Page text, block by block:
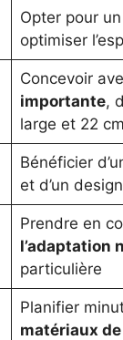
Opter pour un
optimiser
Concevoir
importante,
large et 22
Bénéficier
et d’un
Prendre en
l’adaptation
particulière
Planifier
matériaux